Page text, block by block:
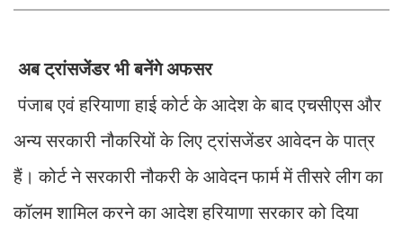
अब ट्रांसजेंडर भी बनेंगे अफसर
पंजाब एवं हरियाणा हाई कोर्ट के आदेश के बाद एचसीएस और
अन्य सरकारी नौकरियों के लिए ट्रांसजेंडर आवेदन के पात्र
हैं। कोर्ट ने सरकारी नौकरी के आवेदन फार्म में तीसरे लीग का
कॉलम शामिल करने का आदेश हरियाणा सरकार को दिया